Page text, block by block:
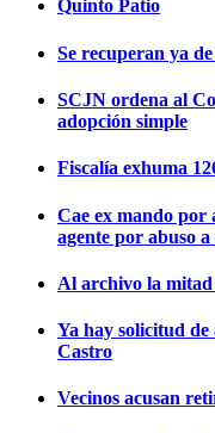
Quinto Patio
Se recuperan ya
SCJN ordena al
adopción simple
Fiscalía exhuma
Cae ex mando por
agente por abuso
Al archivo la mitad
Ya hay solicitud
Castro
Vecinos acusan